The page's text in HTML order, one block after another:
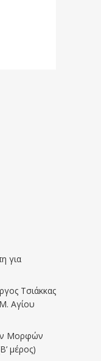
για
Τσιάκκας
Αγίου
Μορφών
μέρος)